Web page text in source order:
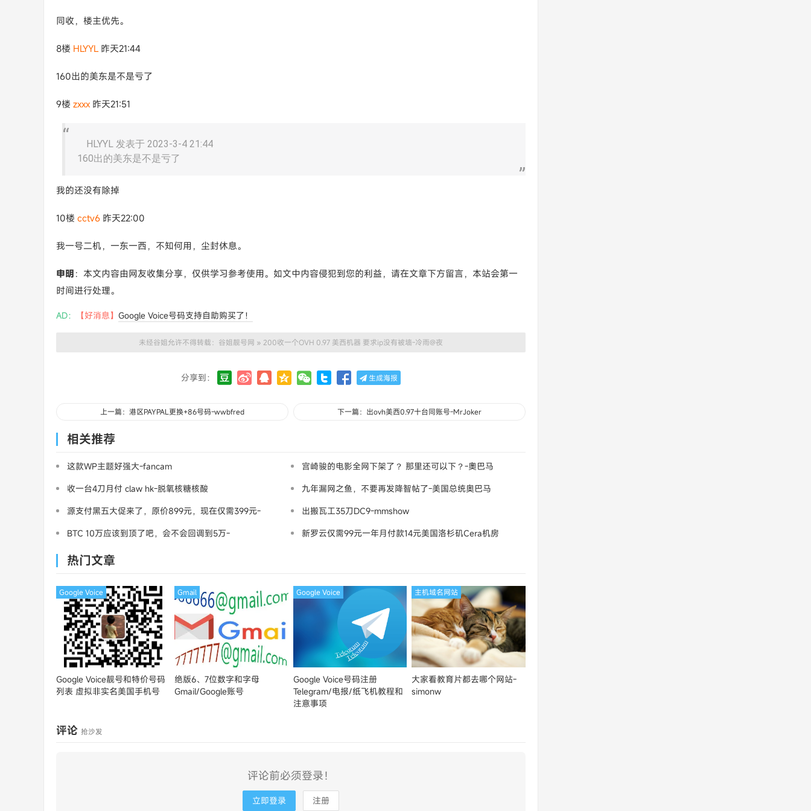
同收，楼主优先。
8楼 HLYYL 昨天21:44
160出的美东是不是亏了
9楼 zxxx 昨天21:51
HLYYL 发表于 2023-3-4 21:44
160出的美东是不是亏了
我的还没有除掉
10楼 cctv6 昨天22:00
我一号二机，一东一西，不知何用，尘封休息。
申明 ：本文内容由网友收集分享，仅供学习参考使用。如文中内容侵犯到您的利益，请在文章下方留言，本站会第一
时间进行处理。
AD： 【好消息】 Google Voice号码支持自助购买了！
未经谷姐允许不得转载： 谷姐靓号网 » 200收一个OVH 0.97 美西机器 要求ip没有被墙-冷雨@夜
分享到： 生成海报
上一篇：港区PAYPAL更换+86号码-wwbfred 下一篇：出ovh美西0.97十台同账号-MrJoker
相关推荐
这款WP主题好强大-fancam
宫崎骏的电影全网下架了？ 那里还可以下？-奧巴马
收一台4刀月付 claw hk-脱氧核糖核酸
九年漏网之鱼，不要再发降智帖了-美国总统奥巴马
源支付黑五大促来了，原价899元，现在仅需399元-
出搬瓦工35刀DC9-mmshow
BTC 10万应该到顶了吧，会不会回调到5万-
新罗云仅需99元一年月付款14元美国洛杉矶Cera机房
热门文章
Google Voice靓号和特价号码
列表 虚拟非实名美国手机号
Google Voice
绝版6、7位数字和字母
Gmail/Google账号
Gmail
Google Voice号码注册
Telegram/电报/纸飞机教程和
注意事项
Google Voice
大家看教育片都去哪个网站-
simonw
主机域名网站
评论 抢沙发
评论前必须登录！
立即登录 注册